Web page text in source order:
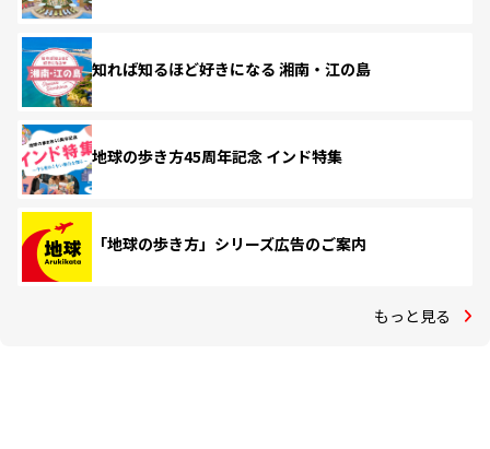
知れば知るほど好きになる 湘南・江の島
地球の歩き方45周年記念 インド特集
「地球の歩き方」シリーズ広告のご案内
もっと見る